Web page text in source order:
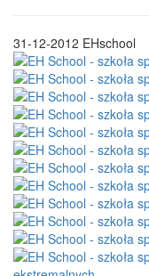
31-12-2012 EHschool